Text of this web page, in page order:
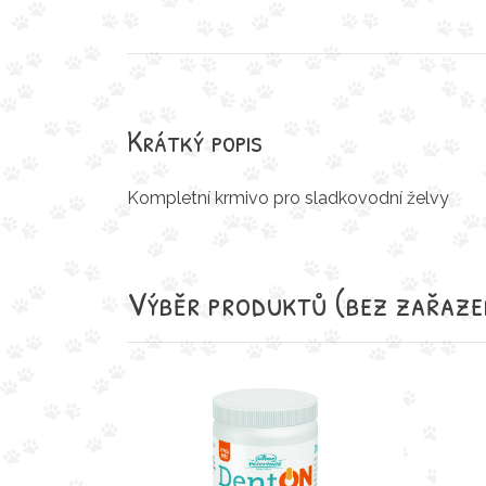
Krátký popis
Kompletní krmivo pro sladkovodní želvy
Výběr produktů (bez